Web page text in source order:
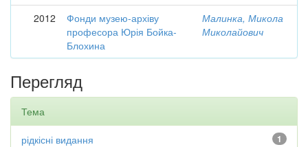
2012
Фонди музею-архіву
професора Юрія Бойка-
Блохина
Малинка, Микола
Миколайович
Перегляд
Тема
1
рідкісні видання